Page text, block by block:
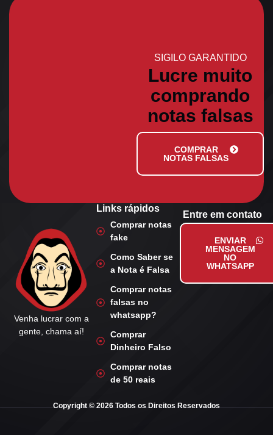
SIGILO GARANTIDO
Lucre muito
comprando
notas falsas
COMPRAR
NOTAS FALSAS
Venha lucrar com a
gente, chama aí!
Links rápidos
Comprar notas
fake
Como Saber se
a Nota é Falsa
Comprar notas
falsas no
whatsapp?
Comprar
Dinheiro Falso
Comprar notas
de 50 reais
Entre em contato
ENVIAR
MENSAGEM
NO
WHATSAPP
Copyright © 2026 Todos os Direitos Reservados